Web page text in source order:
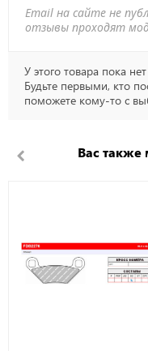
Email на сайте не
отзывы проходят
У этого товара пока
Будьте первыми, кто
поможете кому-то с
Вас также